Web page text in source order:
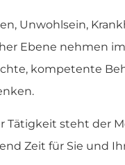
Unwohlsein,
Ebene nehmen
kompetente
Tätigkeit steht der
Zeit für Sie und